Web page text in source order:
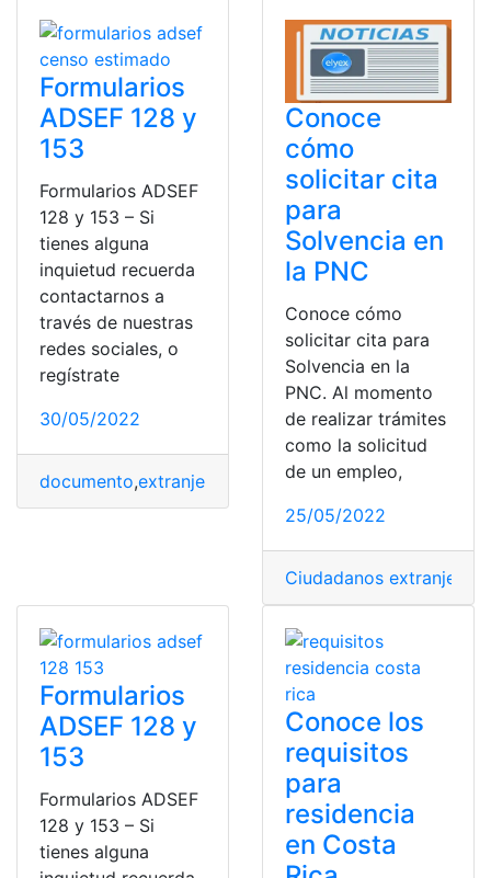
Formularios
ADSEF 128 y
153
Formularios ADSEF
128 y 153 – Si
tienes alguna
inquietud recuerda
contactarnos a
través de nuestras
redes sociales, o
regístrate
30/05/2022
documento,extranjero Formulario,programa,
Conoce
cómo
solicitar cita
para
Solvencia en
la PNC
Conoce cómo
solicitar cita para
Solvencia en la
PNC. Al momento
de realizar trámites
como la solicitud
de un empleo,
25/05/2022
Ciudadanos extranjeros
Formularios
ADSEF 128 y
153
Formularios ADSEF
128 y 153 – Si
tienes alguna
Conoce los
requisitos
para
residencia
en Costa